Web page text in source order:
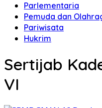
Parlementaria
Pemuda dan
Pariwisata
Hukrim
Sertijab
VI